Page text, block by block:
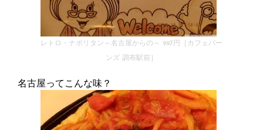
レトロ・ナポリタン～名古屋からの～ 997円［カフェバー
ンズ 調布駅前］
名古屋ってこんな味？